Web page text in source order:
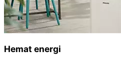
Hemat energi